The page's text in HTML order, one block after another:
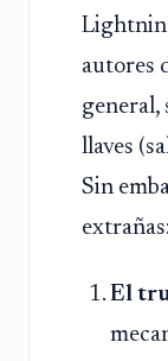
autores
general,
llaves
Sin
extrañas:
El